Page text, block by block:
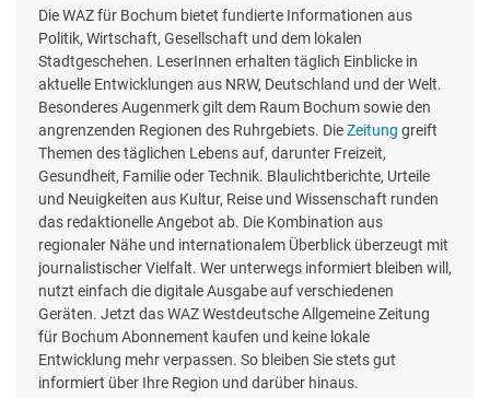
Die WAZ für Bochum bietet fundierte Informationen aus
Politik, Wirtschaft, Gesellschaft und dem lokalen
Stadtgeschehen. LeserInnen erhalten täglich Einblicke in
aktuelle Entwicklungen aus NRW, Deutschland und der Welt.
Besonderes Augenmerk gilt dem Raum Bochum sowie den
angrenzenden Regionen des Ruhrgebiets. DieZeitung greift
Themen des täglichen Lebens auf, darunter Freizeit,
Gesundheit, Familie oder Technik. Blaulichtberichte, Urteile
und Neuigkeiten aus Kultur, Reise und Wissenschaft runden
das redaktionelle Angebot ab. Die Kombination aus
regionaler Nähe und internationalem Überblick überzeugt mit
journalistischer Vielfalt. Wer unterwegs informiert bleiben will,
nutzt einfach die digitale Ausgabe auf verschiedenen
Geräten. Jetzt das WAZ Westdeutsche Allgemeine Zeitung
für Bochum Abonnement kaufen und keine lokale
Entwicklung mehr verpassen. So bleiben Sie stets gut
informiert über Ihre Region und darüber hinaus.